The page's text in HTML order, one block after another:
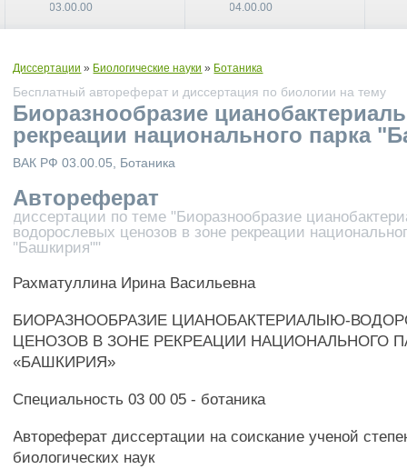
Диссертации » Биологические науки » Ботаника
Бесплатный автореферат и диссертация по биологии на тему
Биоразнообразие
рекреации национального парка
ВАК РФ 03.00.05, Ботаника
Автореферат
диссертации по теме "Биоразнообразие
водорослевых ценозов в зоне рекреации
"Башкирия""
Рахматуллина Ирина Васильевна
БИОРАЗНООБРАЗИЕ ЦИАНОБАКТЕРИАЛЫЮ-
ЦЕНОЗОВ В ЗОНЕ РЕКРЕАЦИИ НАЦИОНАЛЬНОГО
«БАШКИРИЯ»
Специальность 03 00 05 - ботаника
Автореферат диссертации на соискание ученой
биологических наук
03.00.00 04.00.00